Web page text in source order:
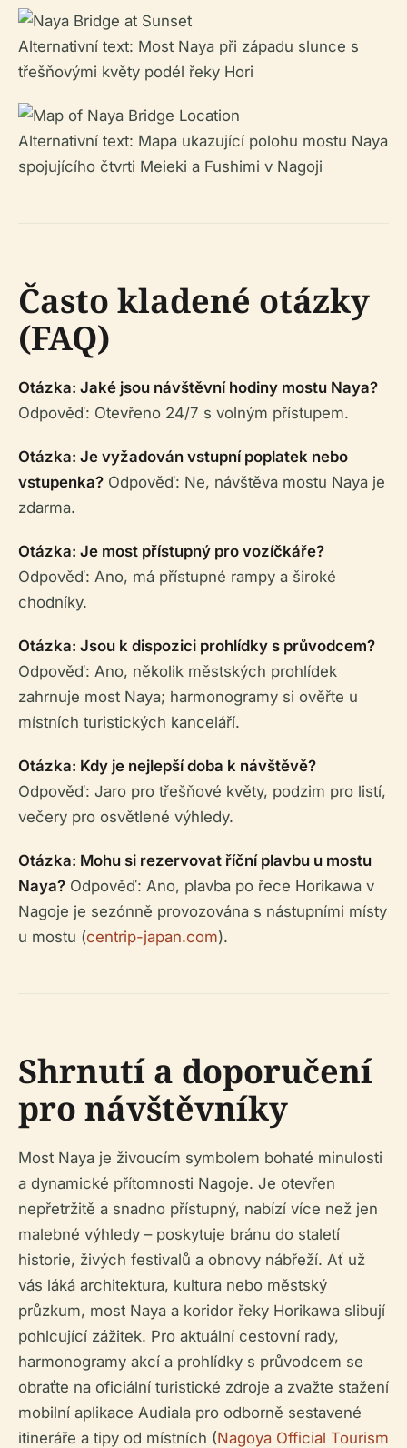
Alternativní text: Most Naya při západu slunce s
třešňovými květy podél řeky Hori
Alternativní text: Mapa ukazující polohu mostu Naya
spojujícího čtvrti Meieki a Fushimi v Nagoji
Často kladené otázky
(FAQ)
Otázka: Jaké jsou návštěvní hodiny mostu Naya?
Odpověď: Otevřeno 24/7 s volným přístupem.
Otázka: Je vyžadován vstupní poplatek nebo
vstupenka? Odpověď: Ne, návštěva mostu Naya je
zdarma.
Otázka: Je most přístupný pro vozíčkáře?
Odpověď: Ano, má přístupné rampy a široké
chodníky.
Otázka: Jsou k dispozici prohlídky s průvodcem?
Odpověď: Ano, několik městských prohlídek
zahrnuje most Naya; harmonogramy si ověřte u
místních turistických kanceláří.
Otázka: Kdy je nejlepší doba k návštěvě?
Odpověď: Jaro pro třešňové květy, podzim pro listí,
večery pro osvětlené výhledy.
Otázka: Mohu si rezervovat říční plavbu u mostu
Naya? Odpověď: Ano, plavba po řece Horikawa v
Nagoje je sezónně provozována s nástupními místy
u mostu (centrip-japan.com).
Shrnutí a doporučení
pro návštěvníky
Most Naya je živoucím symbolem bohaté minulosti
a dynamické přítomnosti Nagoje. Je otevřen
nepřetržitě a snadno přístupný, nabízí více než jen
malebné výhledy – poskytuje bránu do staletí
historie, živých festivalů a obnovy nábřeží. Ať už
vás láká architektura, kultura nebo městský
průzkum, most Naya a koridor řeky Horikawa slibují
pohlcující zážitek. Pro aktuální cestovní rady,
harmonogramy akcí a prohlídky s průvodcem se
obraťte na oficiální turistické zdroje a zvažte stažení
mobilní aplikace Audiala pro odborně sestavené
itineráře a tipy od místních (Nagoya Official Tourism